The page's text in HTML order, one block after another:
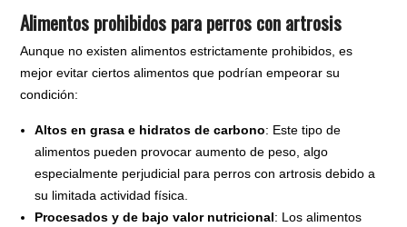
Alimentos prohibidos para perros con artrosis
Aunque no existen alimentos estrictamente prohibidos, es
mejor evitar ciertos alimentos que podrían empeorar su
condición:
Altos en grasa e hidratos de carbono: Este tipo de
alimentos pueden provocar aumento de peso, algo
especialmente perjudicial para perros con artrosis debido a
su limitada actividad física.
Procesados y de bajo valor nutricional: Los alimentos